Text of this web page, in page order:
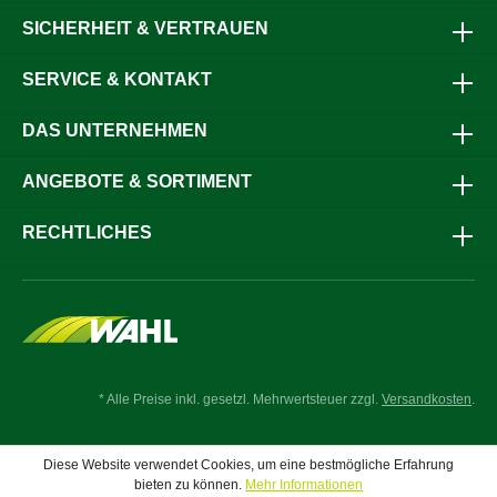
bestellen und für ein sauberes, gepflegtes Pferd sorgen!
SICHERHEIT & VERTRAUEN
SERVICE & KONTAKT
DAS UNTERNEHMEN
ANGEBOTE & SORTIMENT
RECHTLICHES
* Alle Preise inkl. gesetzl. Mehrwertsteuer zzgl. Versandkosten.
Diese Website verwendet Cookies, um eine bestmögliche Erfahrung
bieten zu können. Mehr Informationen